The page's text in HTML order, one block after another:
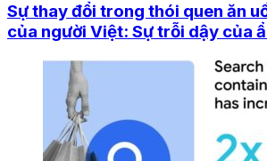
Sự thay đổi trong thói quen ăn
của người Việt: Sự trỗi dậy của